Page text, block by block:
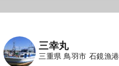
三幸丸
三重県 鳥羽市 石鏡漁港